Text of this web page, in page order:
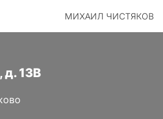
МИХАИЛ ЧИСТЯКОВ
д. 13В